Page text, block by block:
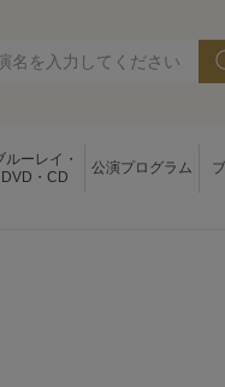
ルーレイ・
DVD・CD
公演プログラム